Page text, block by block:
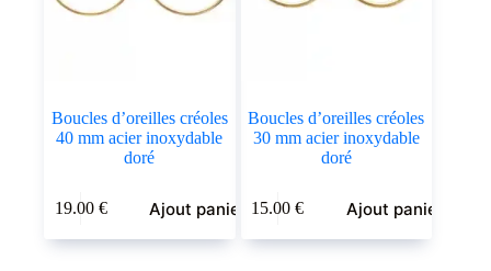
Boucles d’oreilles créoles
40 mm acier inoxydable
doré
19.00 € Ajout panier
Boucles d’oreilles créoles
30 mm acier inoxydable
doré
15.00€ Ajout panier